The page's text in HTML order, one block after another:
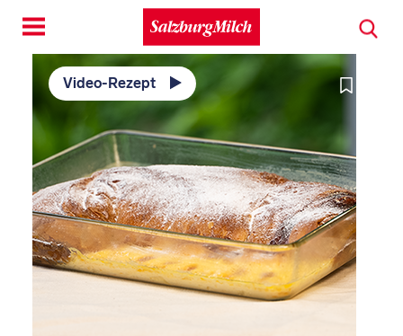
Toggle
navigation
Video-Rezept